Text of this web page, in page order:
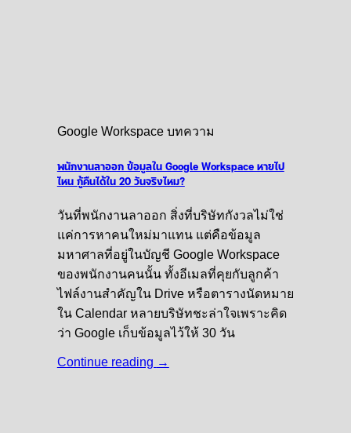
Google Workspace บทความ
พนักงานลาออก ข้อมูลใน Google Workspace หายไป
ไหน กู้คืนได้ใน 20 วันจริงไหม?
วันที่พนักงานลาออก สิ่งที่บริษัทกังวลไม่ใช่
แค่การหาคนใหม่มาแทน แต่คือข้อมูล
มหาศาลที่อยู่ในบัญชี Google Workspace
ของพนักงานคนนั้น ทั้งอีเมลที่คุยกับลูกค้า
ไฟล์งานสำคัญใน Drive หรือตารางนัดหมาย
ใน Calendar หลายบริษัทชะล่าใจเพราะคิด
ว่า Google เก็บข้อมูลไว้ให้ 30 วัน
Continue reading →